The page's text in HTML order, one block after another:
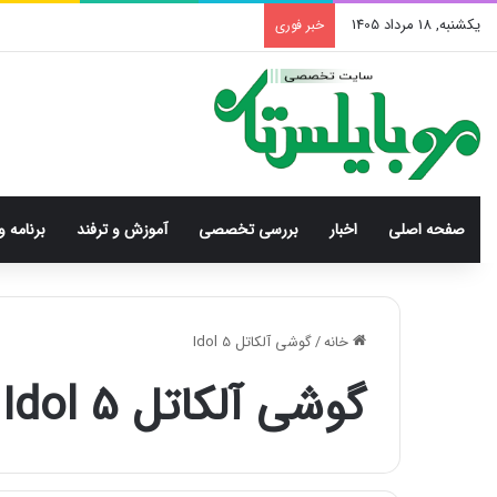
یکشنبه, 18 مرداد 1405 خبر فوری
صفحه اصلی اخبار بررسی‌ تخصصی آموزش و ترفند برنامه
خانه/گوشی آلکاتل Idol 5
گوشی آلکاتل Idol 5